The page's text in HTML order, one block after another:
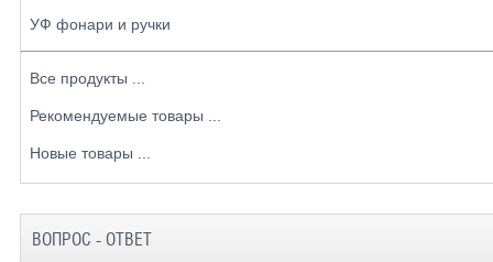
УФ фонари и ручки
Все продукты ...
Рекомендуемые товары ...
Новые товары ...
ВОПРОС - ОТВЕТ